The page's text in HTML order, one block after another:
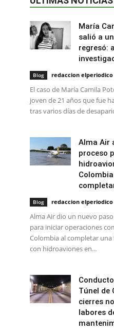
María
salió a
regresó:
Blog redaccion elperiodico
El caso de María Camila
joven de 21 años que fue
tras varios días de
Alma Air
proceso
Blog redaccion elperiodico
Alma Air dio un nuevo
para iniciar operaciones
Colombia al completar una
con hidroaviones en...
Túnel de
cierres
labores